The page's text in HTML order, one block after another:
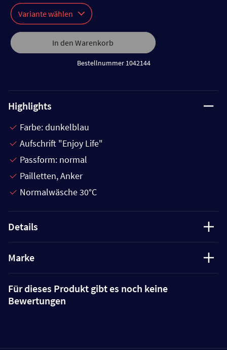
Variante wählen
In den Warenkorb
Bestellnummer 1042144
Highlights
Farbe: dunkelblau
Aufschrift "Enjoy Life"
Passform: normal
Pailletten, Anker
Normalwäsche 30°C
Details
Marke
Für dieses Produkt gibt es noch keine
Bewertungen